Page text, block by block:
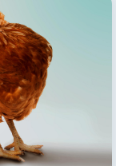
6
Pareja
1